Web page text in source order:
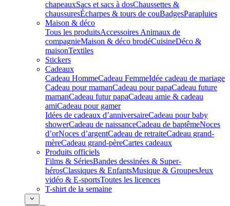
chapeauxSacs et sacs à dosChaussettes &
chaussuresÉcharpes & tours de couBadgesParapluies
Maison & déco
Tous les produitsAccessoires Animaux de
compagnieMaison & déco brodéCuisineDéco &
maisonTextiles
Stickers
Cadeaux
Cadeau HommeCadeau FemmeIdée cadeau de mariage​
Cadeau pour mamanCadeau pour papaCadeau future
mamanCadeau futur papaCadeau amie & cadeau
amiCadeau pour gamer
Idées de cadeaux d’anniversaireCadeau pour baby
showerCadeau de naissanceCadeau de baptêmeNoces
d’orNoces d’argentCadeau de retraiteCadeau grand-
mèreCadeau grand-pèreCartes cadeaux
Produits officiels
Films & SériesBandes dessinées & Super-
hérosClassiques & EnfantsMusique & GroupesJeux
vidéo & E-sportsToutes les licences
T-shirt de la semaine